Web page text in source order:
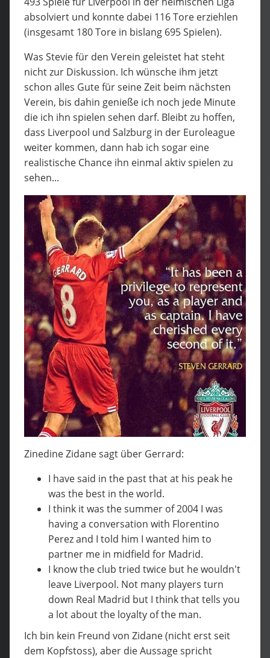
absolviert und konnte dabei 116 Tore erziehlen
(insgesamt 180 Tore in bislang 695 Spielen).
Was Stevie für den Verein geleistet hat steht
nicht zur Diskussion. Ich wünsche ihm jetzt
schon alles Gute für seine Zeit beim nächsten
Verein, bis dahin genieße ich noch jede Minute
die ich ihn spielen sehen darf. Bleibt zu hoffen,
dass Liverpool und Salzburg in der Euroleague
weiter kommen, dann hab ich sogar eine
realistische Chance ihn einmal aktiv spielen zu
sehen...
Zinedine Zidane sagt über Gerrard:
I have said in the past that at his peak he
was the best in the world.
I think it was the summer of 2004 I was
having a conversation with Florentino
Perez and I told him I wanted him to
partner me in midfield for Madrid.
I know the club tried twice but he wouldn't
leave Liverpool. Not many players turn
down Real Madrid but I think that tells you
a lot about the loyalty of the man.
Ich bin kein Freund von Zidane (nicht erst seit
dem Kopfstoss), aber die Aussage spricht